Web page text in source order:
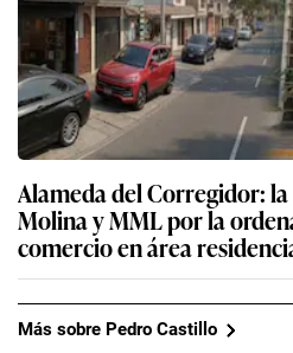
Alameda del Corregidor:
Molina y MML por la
comercio en área
Más sobre Pedro Castillo